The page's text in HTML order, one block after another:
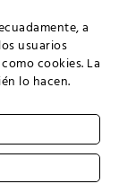
Política de
a
usuarios
cookies. La
lo hacen.